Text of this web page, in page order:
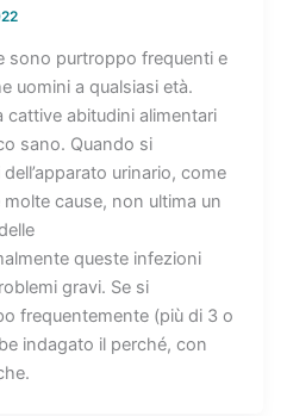
sono purtroppo frequenti e
uomini a qualsiasi età.
abitudini alimentari
sano. Quando si
urinario, come
cause, non ultima un
queste infezioni
gravi. Se si
frequentemente (più di 3 o
indagato il perché, con